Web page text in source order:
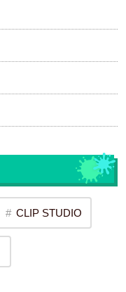
CLIP STUDIO